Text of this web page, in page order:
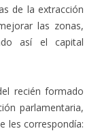
de la extracción
las zonas,
así el capital
recién formado
parlamentaria,
les correspondía: